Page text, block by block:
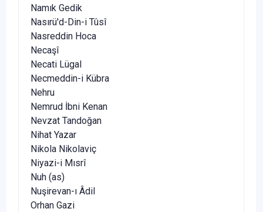
Namık Gedik
Nasırü'd-Din-i Tûsî
Nasreddin Hoca
Necaşî
Necati Lügal
Necmeddin-i Kübra
Nehru
Nemrud İbni Kenan
Nevzat Tandoğan
Nihat Yazar
Nikola Nikolaviç
Niyazi-i Mısrî
Nuh (as)
Nuşirevan-ı Âdil
Orhan Gazi